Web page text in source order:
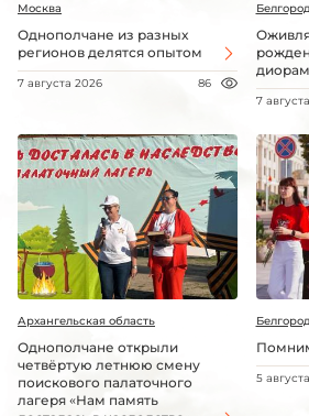
Москва
Однополчане из разных
регионов делятся опытом
7 августа 2026 86
7
Архангельская область
Однополчане открыли
четвёртую летнюю смену
поискового палаточного
лагеря «Нам память
5